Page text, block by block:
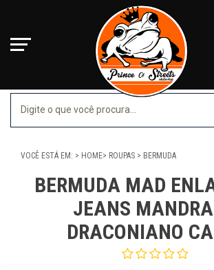
VOCÊ ESTÁ EM: HOME ROUPAS BERMUDA
BERMUDA MAD
JEANS
DRACONIANO